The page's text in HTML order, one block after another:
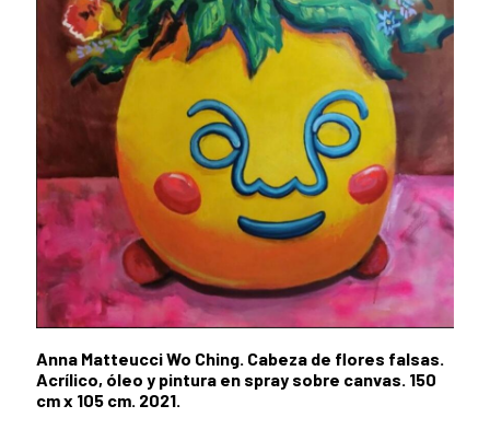
Anna Matteucci Wo Ching. Cabeza de flores falsas.
Acrílico, óleo y pintura en spray sobre canvas. 150
cm x 105 cm. 2021.